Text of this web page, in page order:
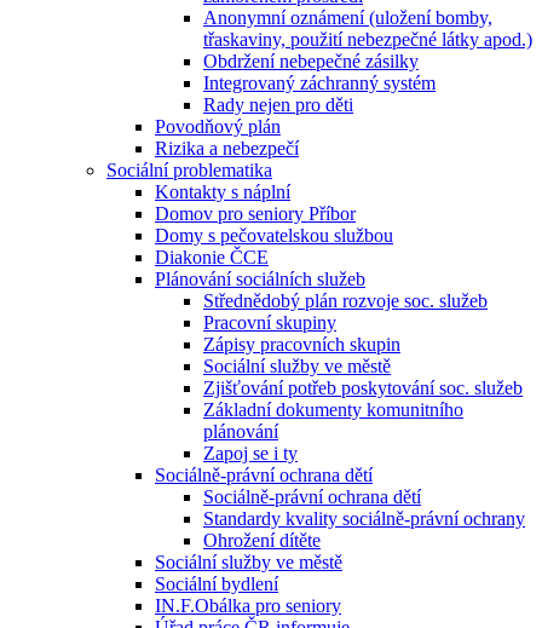
Anonymní oznámení (uložení bomby,
třaskaviny, použití nebezpečné látky apod.)
Obdržení nebepečné zásilky
Integrovaný záchranný systém
Rady nejen pro děti
Povodňový plán
Rizika a nebezpečí
Sociální problematika
Kontakty s náplní
Domov pro seniory Příbor
Domy s pečovatelskou službou
Diakonie ČCE
Plánování sociálních služeb
Střednědobý plán rozvoje soc. služeb
Pracovní skupiny
Zápisy pracovních skupin
Sociální služby ve městě
Zjišťování potřeb poskytování soc. služeb
Základní dokumenty komunitního
plánování
Zapoj se i ty
Sociálně-právní ochrana dětí
Sociálně-právní ochrana dětí
Standardy kvality sociálně-právní ochrany
Ohrožení dítěte
Sociální služby ve městě
Sociální bydlení
IN.F.Obálka pro seniory